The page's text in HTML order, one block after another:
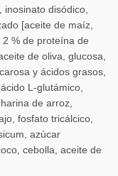
disódico,
[aceite de maíz,
% de proteína de
de oliva, glucosa,
y ácidos grasos,
L-glutámico,
de arroz,
fosfato tricálcico,
azúcar
cebolla, aceite de